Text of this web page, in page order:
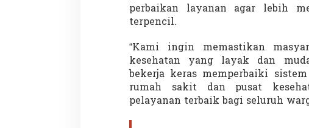
perbaikan layanan agar lebih
terpencil.
“Kami ingin memastikan
kesehatan yang layak dan
bekerja keras memperbaiki
rumah sakit dan pusat
pelayanan terbaik bagi seluruh